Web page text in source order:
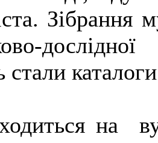
Зібрання
стали
на